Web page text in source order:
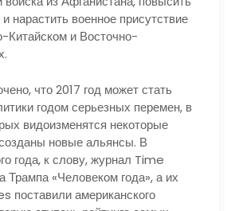
нарастить военное присутствие
и Восточно-
что 2017 год может стать
годом серьезных перемен, в
видоизменятся некоторые
новые альянсы. В
года, к слову, журнал Time
Трампа «Человеком года», а их
поставили американского